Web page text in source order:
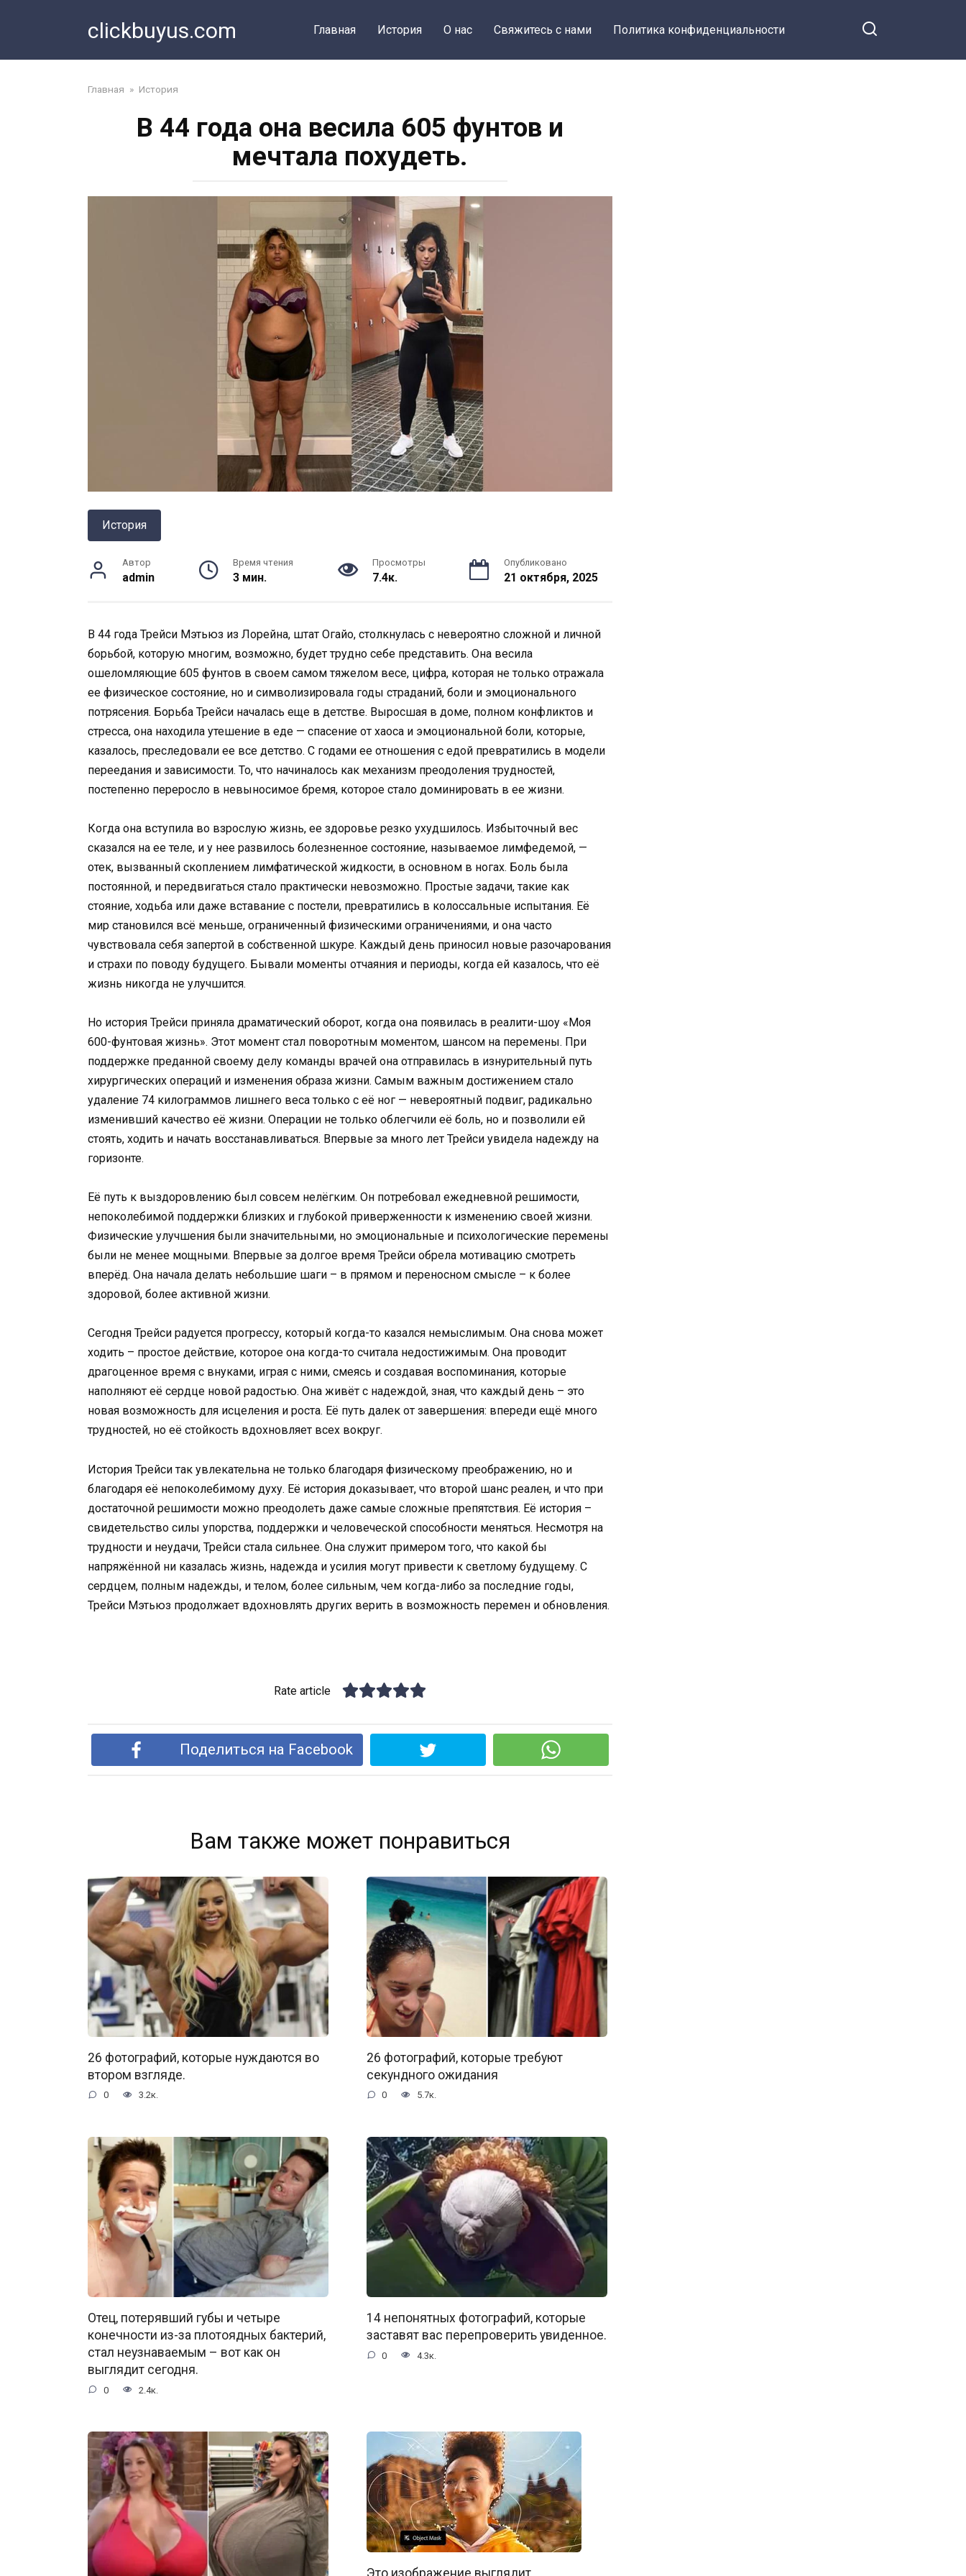
clickbuyus.com Главная История О нас Свяжитесь с нами Политика конфиденциальности
Главная » История
В 44 года она весила 605 фунтов и
мечтала похудеть.
История
Автор
admin
Время чтения
3 мин.
Просмотры
7.4к.
Опубликовано
21 октября, 2025
В 44 года Трейси Мэтьюз из Лорейна, штат Огайо, столкнулась с невероятно сложной и личной
борьбой, которую многим, возможно, будет трудно себе представить. Она весила
ошеломляющие 605 фунтов в своем самом тяжелом весе, цифра, которая не только отражала
ее физическое состояние, но и символизировала годы страданий, боли и эмоционального
потрясения. Борьба Трейси началась еще в детстве. Выросшая в доме, полном конфликтов и
стресса, она находила утешение в еде — спасение от хаоса и эмоциональной боли, которые,
казалось, преследовали ее все детство. С годами ее отношения с едой превратились в модели
переедания и зависимости. То, что начиналось как механизм преодоления трудностей,
постепенно переросло в невыносимое бремя, которое стало доминировать в ее жизни.
Когда она вступила во взрослую жизнь, ее здоровье резко ухудшилось. Избыточный вес
сказался на ее теле, и у нее развилось болезненное состояние, называемое лимфедемой, —
отек, вызванный скоплением лимфатической жидкости, в основном в ногах. Боль была
постоянной, и передвигаться стало практически невозможно. Простые задачи, такие как
стояние, ходьба или даже вставание с постели, превратились в колоссальные испытания. Её
мир становился всё меньше, ограниченный физическими ограничениями, и она часто
чувствовала себя запертой в собственной шкуре. Каждый день приносил новые разочарования
и страхи по поводу будущего. Бывали моменты отчаяния и периоды, когда ей казалось, что её
жизнь никогда не улучшится.
Но история Трейси приняла драматический оборот, когда она появилась в реалити-шоу «Моя
600-фунтовая жизнь». Этот момент стал поворотным моментом, шансом на перемены. При
поддержке преданной своему делу команды врачей она отправилась в изнурительный путь
хирургических операций и изменения образа жизни. Самым важным достижением стало
удаление 74 килограммов лишнего веса только с её ног — невероятный подвиг, радикально
изменивший качество её жизни. Операции не только облегчили её боль, но и позволили ей
стоять, ходить и начать восстанавливаться. Впервые за много лет Трейси увидела надежду на
горизонте.
Её путь к выздоровлению был совсем нелёгким. Он потребовал ежедневной решимости,
непоколебимой поддержки близких и глубокой приверженности к изменению своей жизни.
Физические улучшения были значительными, но эмоциональные и психологические перемены
были не менее мощными. Впервые за долгое время Трейси обрела мотивацию смотреть
вперёд. Она начала делать небольшие шаги – в прямом и переносном смысле – к более
здоровой, более активной жизни.
Сегодня Трейси радуется прогрессу, который когда-то казался немыслимым. Она снова может
ходить – простое действие, которое она когда-то считала недостижимым. Она проводит
драгоценное время с внуками, играя с ними, смеясь и создавая воспоминания, которые
наполняют её сердце новой радостью. Она живёт с надеждой, зная, что каждый день – это
новая возможность для исцеления и роста. Её путь далек от завершения: впереди ещё много
трудностей, но её стойкость вдохновляет всех вокруг.
История Трейси так увлекательна не только благодаря физическому преображению, но и
благодаря её непоколебимому духу. Её история доказывает, что второй шанс реален, и что при
достаточной решимости можно преодолеть даже самые сложные препятствия. Её история –
свидетельство силы упорства, поддержки и человеческой способности меняться. Несмотря на
трудности и неудачи, Трейси стала сильнее. Она служит примером того, что какой бы
напряжённой ни казалась жизнь, надежда и усилия могут привести к светлому будущему. С
сердцем, полным надежды, и телом, более сильным, чем когда-либо за последние годы,
Трейси Мэтьюз продолжает вдохновлять других верить в возможность перемен и обновления.
Rate article
Поделиться на Facebook
Вам также может понравиться
26 фотографий, которые нуждаются во
втором взгляде.
0 3.2к.
26 фотографий, которые требуют
секундного ожидания
0 5.7к.
Отец, потерявший губы и четыре
конечности из-за плотоядных бактерий,
стал неузнаваемым – вот как он
выглядит сегодня.
0 2.4к.
14 непонятных фотографий, которые
заставят вас перепроверить увиденное.
0 4.3к.
Это изображение выглядит